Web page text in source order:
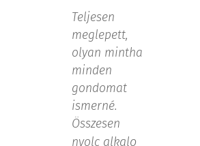
Teljesen
meglepett,
olyan mintha
minden
gondomat
ismerné.
Összesen
nyolc alkalo